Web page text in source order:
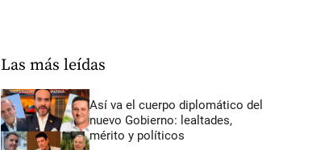
Las más leídas
Así va el cuerpo diplomático del
nuevo Gobierno: lealtades,
mérito y políticos